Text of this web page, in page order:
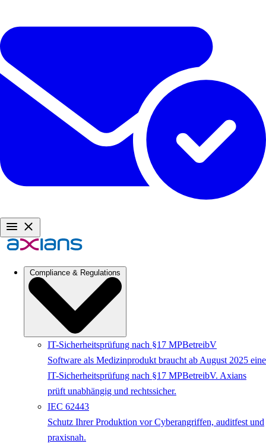
Compliance & Regulations
IT-Sicherheitsprüfung nach §17 MPBetreibV
Software als Medizinprodukt braucht ab August 2025 eine
IT-Sicherheitsprüfung nach §17 MPBetreibV. Axians
prüft unabhängig und rechtssicher.
IEC 62443
Schutz Ihrer Produktion vor Cyberangriffen, auditfest und
praxisnah.